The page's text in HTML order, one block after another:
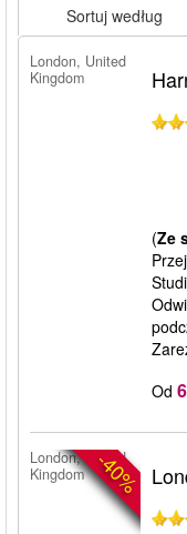
Sortuj według
London, United
Kingdom
(Ze
Od
-40%
London, United
Kingdom